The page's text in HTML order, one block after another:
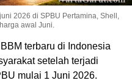
2026 di SPBU Pertamina, Shell,
awal Juni.
terbaru di Indonesia
setelah terjadi
mulai 1 Juni 2026.